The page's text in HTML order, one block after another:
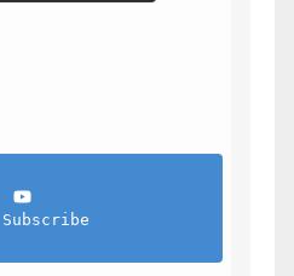
                Subscribe